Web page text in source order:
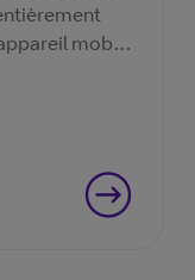
mobile